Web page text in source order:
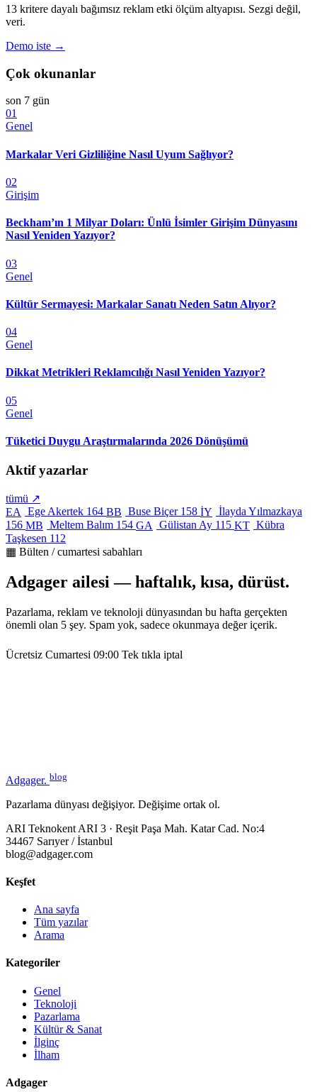
13 kritere dayalı bağımsız reklam etki ölçüm altyapısı. Sezgi değil,
veri.
Demo iste →
Çok okunanlar
son 7 gün
01
Genel
Markalar Veri Gizliliğine Nasıl Uyum Sağlıyor?
02
Girişim
Beckham’ın 1 Milyar Doları: Ünlü İsimler Girişim Dünyasını
Nasıl Yeniden Yazıyor?
03
Genel
Kültür Sermayesi: Markalar Sanatı Neden Satın Alıyor?
04
Genel
Dikkat Metrikleri Reklamcılığı Nasıl Yeniden Yazıyor?
05
Genel
Tüketici Duygu Araştırmalarında 2026 Dönüşümü
Aktif yazarlar
tümü ↗
EA
Ege Akertek 164 BB Buse Biçer 158 İY İlayda Yılmazkaya
156 MB Meltem Balım 154 GA Gülistan Ay 115 KT Kübra
Taşkesen 112
▦ Bülten / cumartesi sabahları
Adgager ailesi — haftalık, kısa, dürüst.
Pazarlama, reklam ve teknoloji dünyasından bu hafta gerçekten
önemli olan 5 şey. Spam yok, sadece okunmaya değer içerik.
Ücretsiz Cumartesi 09:00 Tek tıkla iptal
Adgager. blog
Pazarlama dünyası değişiyor. Değişime ortak ol.
ARI Teknokent ARI 3 · Reşit Paşa Mah. Katar Cad. No:4
34467 Sarıyer / İstanbul
blog@adgager.com
Keşfet
Ana sayfa
Tüm yazılar
Arama
Kategoriler
Genel
Teknoloji
Pazarlama
Kültür & Sanat
İlginç
İlham
Adgager